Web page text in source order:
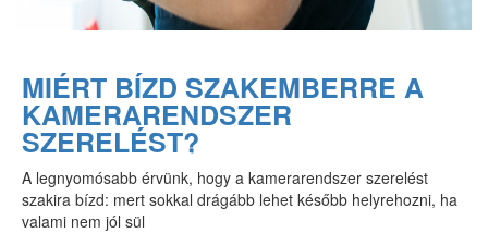
MIÉRT BÍZD SZAKEMBERRE A
KAMERARENDSZER
SZERELÉST?
A legnyomósabb érvünk, hogy a kamerarendszer szerelést
szakira bízd: mert sokkal drágább lehet később helyrehozni, ha
valami nem jól sül